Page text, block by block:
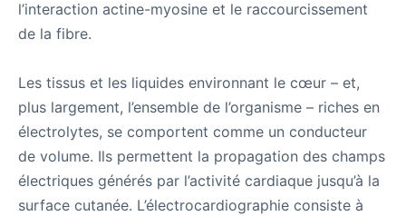
l’interaction actine-myosine et le raccourcissement
de la fibre.
Les tissus et les liquides environnant le cœur – et,
plus largement, l’ensemble de l’organisme – riches en
électrolytes, se comportent comme un conducteur
de volume. Ils permettent la propagation des champs
électriques générés par l’activité cardiaque jusqu’à la
surface cutanée. L’électrocardiographie consiste à